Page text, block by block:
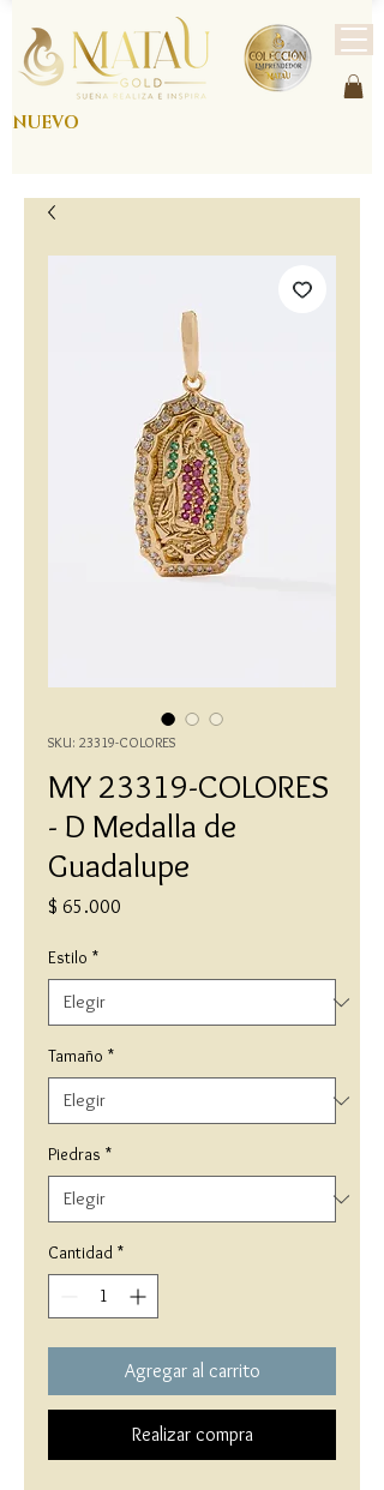
NUEVO
SKU: 23319-COLORES
MY 23319-COLORES
- D Medalla de
Guadalupe
$ 65.000
Estilo *
Tamaño *
Piedras *
Cantidad *
Agregar al carrito
Realizar compra